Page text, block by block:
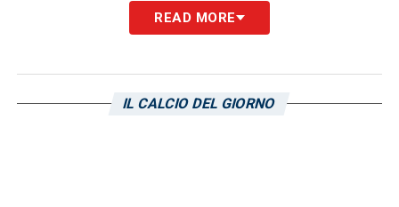
READ MORE
IL CALCIO DEL GIORNO